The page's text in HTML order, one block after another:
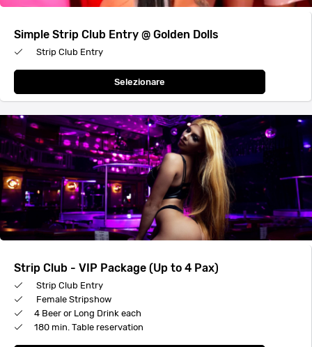
Simple Strip Club Entry @ Golden Dolls
Strip Club Entry
Selezionare
Strip Club - VIP Package (Up to 4 Pax)
Strip Club Entry
Female Stripshow
4 Beer or Long Drink each
180 min. Table reservation